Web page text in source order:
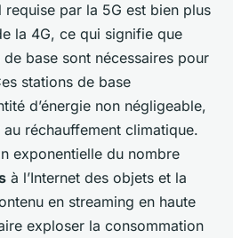
par la 5G est bien plus
la 4G, ce qui signifie que
base sont nécessaires pour
stations de base
d’énergie non négligeable,
réchauffement climatique.
exponentielle du nombre
à l’Internet des objets et la
en streaming en haute
exploser la consommation